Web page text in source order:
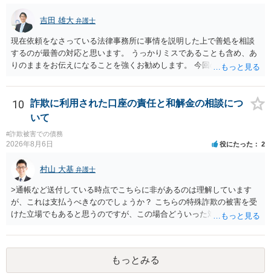
吉田 雄大 弁護士
現在依頼をなさっている法律事務所に事情を説明した上で善処を相談
するのが最善の対応と思います。 うっかりミスであることも含め、あ
りのままをお伝えになることを強くお勧めします。 今回のできごとだ
早ければ早いほどいいのは間違いありません。 ご健闘をお祈りいたし
ます。
10
詐欺に利用された口座の責任と和解金の相談につ
いて
#詐欺被害での債務
2026年8月6日 役にたった 2
村山 大基 弁護士
>通帳など送付している時点でこちらに非があるのは理解しています
が、これは支払うべきなのでしょうか？ こちらの特殊詐欺の被害を受
けた立場でもあると思うのですが、この場合どういった対処が必要で
がいいとは思います。 そもそも、特殊詐欺関係なく旦那さんの行為
は法に触れる可能性もあります。 ＞100万を支払わず穏便に和解する
ことは可能でしょうか？ →一般的には難しいです。相談者さんも１０
０万円の被害を受けたとして、１円も払わないで和解したいと言われ
もっとみる